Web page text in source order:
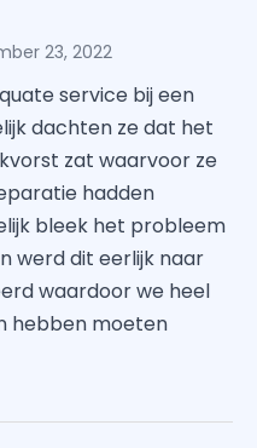
23, 2022
service bij een
dachten ze dat het
zat waarvoor ze
hadden
bleek het probleem
werd dit eerlijk naar
waardoor we heel
hebben moeten